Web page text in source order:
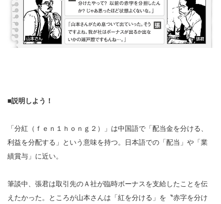
■説明しよう！
「分紅（ｆｅｎ１ｈｏｎｇ２）」は中国語で「配当金を分ける、
利益を分配する」という意味を持つ。日本語での「配当」や「業
績賞与」に近い。
筆談中、張君は取引先のＡ社が臨時ボーナスを支給したことを伝
えたかった。ところが山本さんは「紅を分ける」を〝赤字を分け